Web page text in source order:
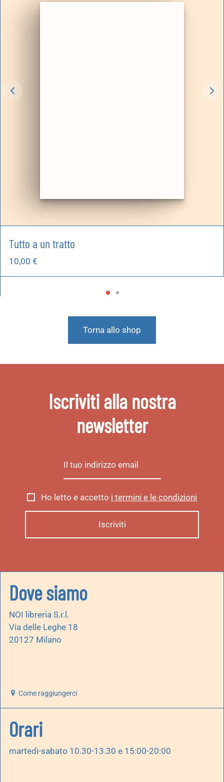
Tutto a un tratto
10,00 €
Torna allo shop
Iscriviti alla nostra
newsletter
Ho letto e accetto i termini e le condizioni
Dove siamo
NOI libreria S.r.l.
Via delle Leghe 18
20127 Milano
Come raggiungerci
Orari
martedì-sabato 10.30-13.30 e 15:00-20:00